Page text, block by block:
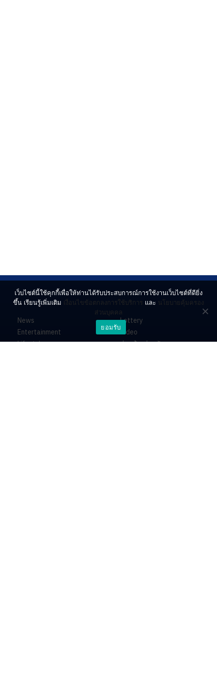
News
Entertainment
Lifestyle
Lottery
Video
ร่วมด้วยช่วยกัน
เว็บไซต์นี้ใช้คุกกี้เพื่อให้ท่านได้รับประสบการณ์การใช้งานเว็บไซต์ที่ดียิ่ง
ขึ้น เรียนรู้เพิ่มเติม เงื่อนไขข้อตกลงการใช้บริการ และ นโยบายคุ้มครอง
ส่วนบุคคล
ยอมรับ